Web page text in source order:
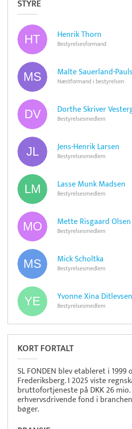
STYRE
Henrik Thorn
Bestyrelsesformand
Malte Sauerland-
Næstformand i bestyrelsen
Dorthe Skriver
Bestyrelsesmedlem
Jens-Henrik Larsen
Bestyrelsesmedlem
Lasse Munk Madsen
Bestyrelsesmedlem
Mette Risgaard Olsen
Bestyrelsesmedlem
Mick Scholtka
Bestyrelsesmedlem
Yvonne Xina
Bestyrelsesmedlem
KORT FORTALT
SL FONDEN blev etableret i 1999
Frederiksberg. I 2025 viste
bruttofortjeneste på DKK 26
erhvervsdrivende fond i
bøger.